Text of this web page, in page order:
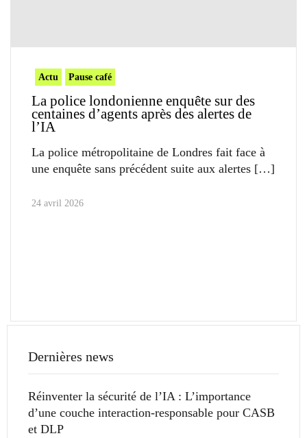
Actu Pause café
La police londonienne enquête sur des
centaines d’agents après des alertes de
l’IA
La police métropolitaine de Londres fait face à
une enquête sans précédent suite aux alertes
24 avril 2026
Dernières news
Réinventer la sécurité de l’IA : L’importance
d’une couche interaction-responsable pour CASB
et DLP